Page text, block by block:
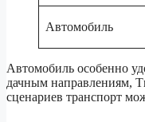
Автомобиль
Автомобиль особенно
дачным направлениям,
сценариев транспорт